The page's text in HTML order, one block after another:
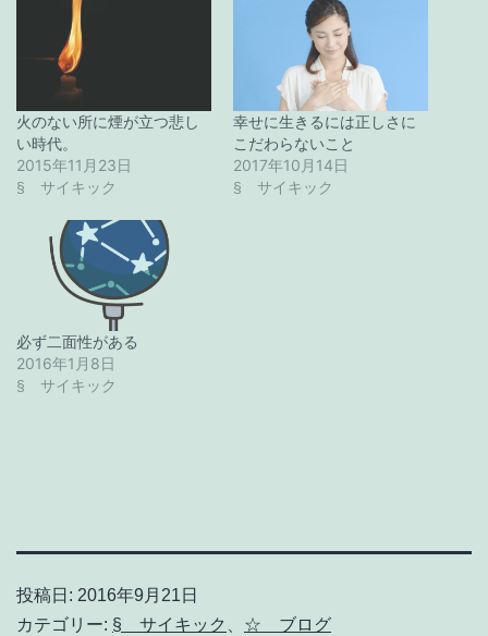
火のない所に煙が立つ悲し
い時代。
2015年11月23日
§ サイキック
幸せに生きるには正しさに
こだわらないこと
2017年10月14日
§ サイキック
必ず二面性がある
2016年1月8日
§ サイキック
投稿日: 2016年9月21日
カテゴリー: § サイキック ☆ ブログ